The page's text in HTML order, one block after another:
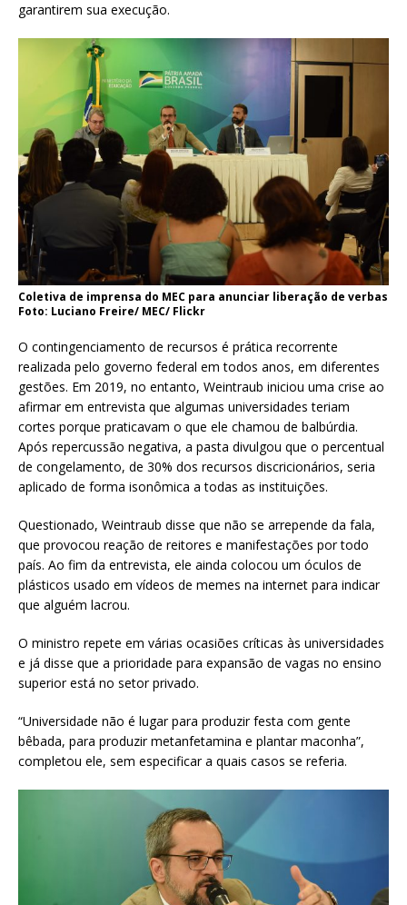
garantirem sua execução.
Coletiva de imprensa do MEC para anunciar liberação de verbas
Foto: Luciano Freire/ MEC/ Flickr
O contingenciamento de recursos é prática recorrente
realizada pelo governo federal em todos anos, em diferentes
gestões. Em 2019, no entanto, Weintraub iniciou uma crise ao
afirmar em entrevista que algumas universidades teriam
cortes porque praticavam o que ele chamou de balbúrdia.
Após repercussão negativa, a pasta divulgou que o percentual
de congelamento, de 30% dos recursos discricionários, seria
aplicado de forma isonômica a todas as instituições.
Questionado, Weintraub disse que não se arrepende da fala,
que provocou reação de reitores e manifestações por todo
país. Ao fim da entrevista, ele ainda colocou um óculos de
plásticos usado em vídeos de memes na internet para indicar
que alguém lacrou.
O ministro repete em várias ocasiões críticas às universidades
e já disse que a prioridade para expansão de vagas no ensino
superior está no setor privado.
“Universidade não é lugar para produzir festa com gente
bêbada, para produzir metanfetamina e plantar maconha”,
completou ele, sem especificar a quais casos se referia.